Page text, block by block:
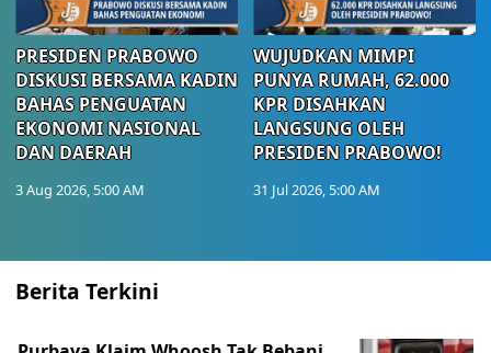
PRESIDEN PRABOWO
DISKUSI BERSAMA KADIN
BAHAS PENGUATAN
EKONOMI NASIONAL
DAN DAERAH
3 Aug 2026, 5:00 AM
WUJUDKAN MIMPI
PUNYA RUMAH, 62.000
KPR DISAHKAN
LANGSUNG OLEH
PRESIDEN PRABOWO!
31 Jul 2026, 5:00 AM
Berita Terkini